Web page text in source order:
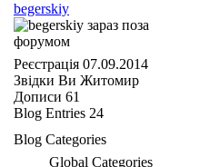
begerskiy
Реєстрація 07.09.2014
Звідки Ви Житомир
Дописи 61
Blog Entries 24
Blog Categories
Global Categories